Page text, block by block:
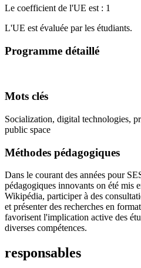
Le coefficient de l'UE est : 1
L'UE est évaluée par les étudiants.
Programme détaillé
Mots clés
Socialization, digital technologies,
public space
Méthodes pédagogiques
Dans le courant des années pour
pédagogiques innovants on été mis
Wikipédia, participer à des
et présenter des recherches en
favorisent l'implication active des
diverses compétences.
responsables